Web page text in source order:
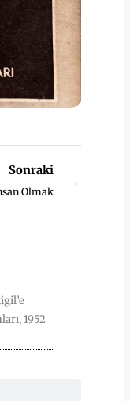
Sonraki
Olmak
→
1952